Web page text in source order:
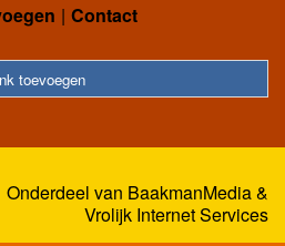
Contact
toevoegen
van BaakmanMedia&
Vrolijk Internet Services